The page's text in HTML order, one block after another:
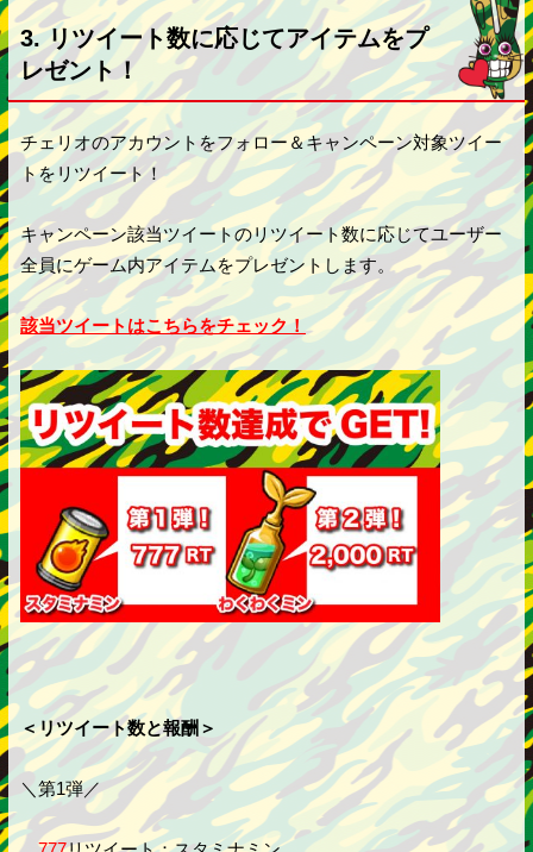
3. リツイート数に応じてアイテムをプ
レゼント！
チェリオのアカウントをフォロー＆キャンペーン対象ツイー
トをリツイート！
キャンペーン該当ツイートのリツイート数に応じてユーザー
全員にゲーム内アイテムをプレゼントします。
該当ツイートはこちらをチェック！
＜リツイート数と報酬＞
＼第1弾／